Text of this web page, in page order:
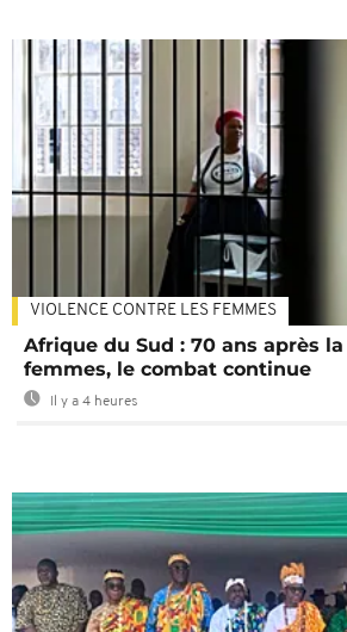
VIOLENCE CONTRE LES FEMMES
Afrique du Sud : 70 ans après
femmes, le combat continue
Il y a 4 heures